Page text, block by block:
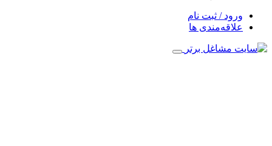
ورود / ثبت نام
علاقه‌مندی ها